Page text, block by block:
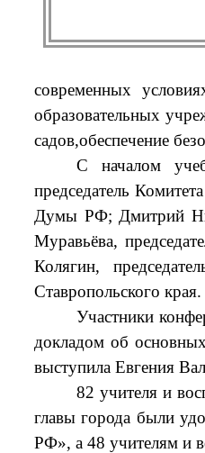
современных
образовательных
садов,обеспечение
С началом
председатель
Думы РФ; Дмитрий
Муравьёва,
Колягин,
Ставропольского края.
Участники
докладом об
выступила Евгения
82 учителя и
главы города были
РФ», а 48 учителям и